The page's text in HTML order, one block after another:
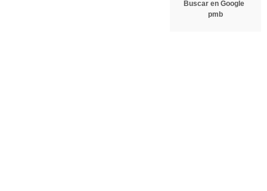
Buscar en Google
pmb